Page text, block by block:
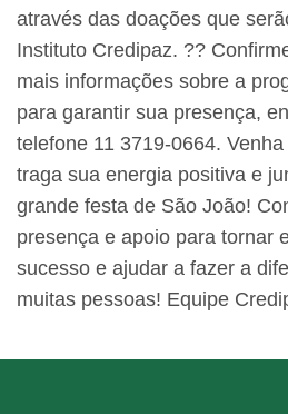
através das doações que
Instituto Credipaz. ??
mais informações sobre a
para garantir sua presença,
telefone 11 3719-0664.
traga sua energia positiva e
grande festa de São João!
presença e apoio para tornar
sucesso e ajudar a fazer a
muitas pessoas! Equipe